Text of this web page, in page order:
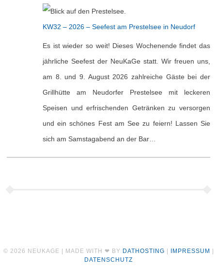
KW32 – 2026 – Seefest am Prestelsee in Neudorf
Es ist wieder so weit! Dieses Wochenende findet das
jährliche Seefest der NeuKaGe statt. Wir freuen uns,
am 8. und 9. August 2026 zahlreiche Gäste bei der
Grillhütte am Neudorfer Prestelsee mit leckeren
Speisen und erfrischenden Getränken zu versorgen
und ein schönes Fest am See zu feiern! Lassen Sie
sich am Samstagabend an der Bar…
© 2026 NEUKAGE | MADE WITH ❤ BY DATHOSTING | IMPRESSUM |
DATENSCHUTZ